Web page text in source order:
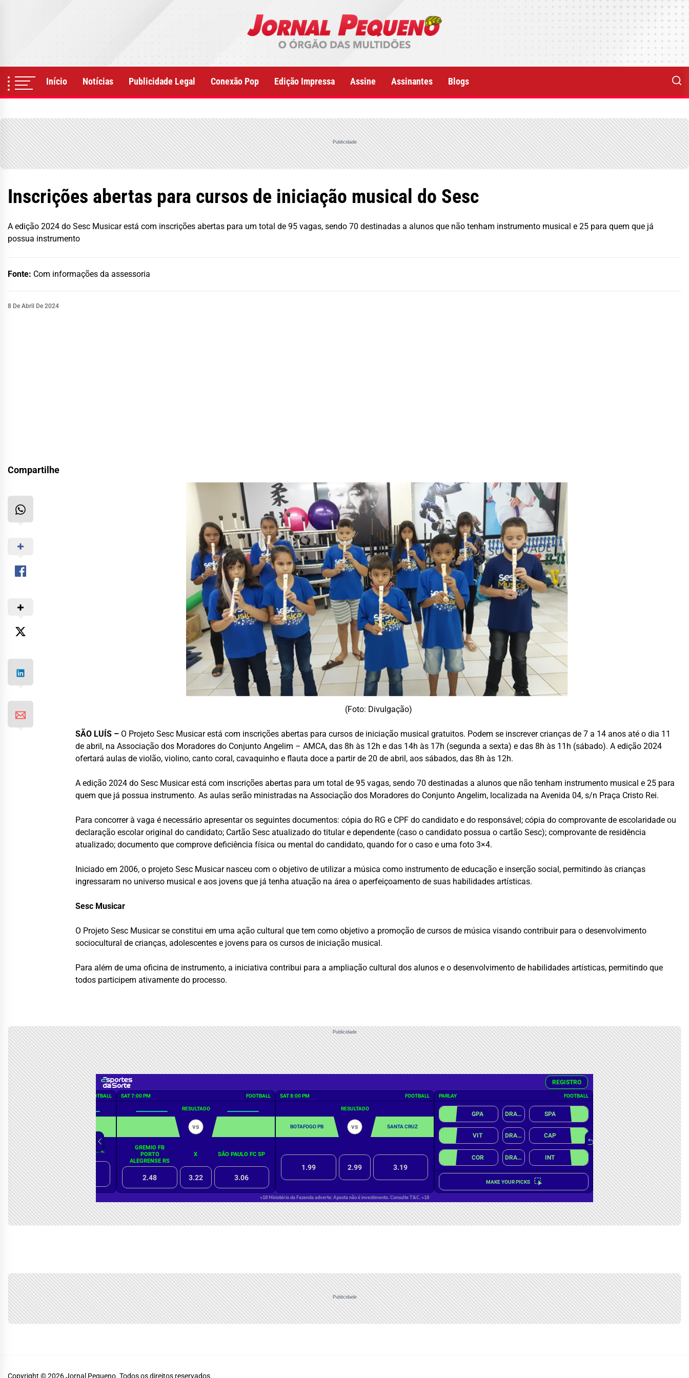
Início Notícias Publicidade Legal Conexão Pop Edição Impressa Assine Assinantes Blogs
Publicidade
Inscrições abertas para cursos de iniciação musical do Sesc
A edição 2024 do Sesc Musicar está com inscrições abertas para um total de 95 vagas, sendo 70 destinadas a alunos que não tenham instrumento musical e 25 para quem que já
possua instrumento
Fonte: Com informações da assessoria
8 De Abril De 2024
Compartilhe
(Foto: Divulgação)
SÃO LUÍS – O Projeto Sesc Musicar está com inscrições abertas para cursos de iniciação musical gratuitos. Podem se inscrever crianças de 7 a 14 anos até o dia 11
de abril, na Associação dos Moradores do Conjunto Angelim – AMCA, das 8h às 12h e das 14h às 17h (segunda a sexta) e das 8h às 11h (sábado). A edição 2024
ofertará aulas de violão, violino, canto coral, cavaquinho e flauta doce a partir de 20 de abril, aos sábados, das 8h às 12h.
A edição 2024 do Sesc Musicar está com inscrições abertas para um total de 95 vagas, sendo 70 destinadas a alunos que não tenham instrumento musical e 25 para
quem que já possua instrumento. As aulas serão ministradas na Associação dos Moradores do Conjunto Angelim, localizada na Avenida 04, s/n Praça Cristo Rei.
Para concorrer à vaga é necessário apresentar os seguintes documentos: cópia do RG e CPF do candidato e do responsável; cópia do comprovante de escolaridade ou
declaração escolar original do candidato; Cartão Sesc atualizado do titular e dependente (caso o candidato possua o cartão Sesc); comprovante de residência
atualizado; documento que comprove deficiência física ou mental do candidato, quando for o caso e uma foto 3×4.
Iniciado em 2006, o projeto Sesc Musicar nasceu com o objetivo de utilizar a música como instrumento de educação e inserção social, permitindo às crianças
ingressaram no universo musical e aos jovens que já tenha atuação na área o aperfeiçoamento de suas habilidades artísticas.
Sesc Musicar
O Projeto Sesc Musicar se constitui em uma ação cultural que tem como objetivo a promoção de cursos de música visando contribuir para o desenvolvimento
sociocultural de crianças, adolescentes e jovens para os cursos de iniciação musical.
Para além de uma oficina de instrumento, a iniciativa contribui para a ampliação cultural dos alunos e o desenvolvimento de habilidades artísticas, permitindo que
todos participem ativamente do processo.
Publicidade
Publicidade
Copyright © 2026Jornal Pequeno. Todos os direitos reservados